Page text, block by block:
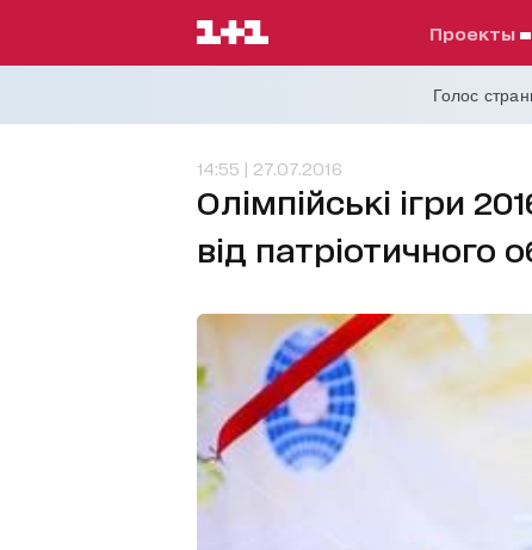
проекты
Голос
14:55 | 27.07.2016
Олімпійські ігри
від патріотичного